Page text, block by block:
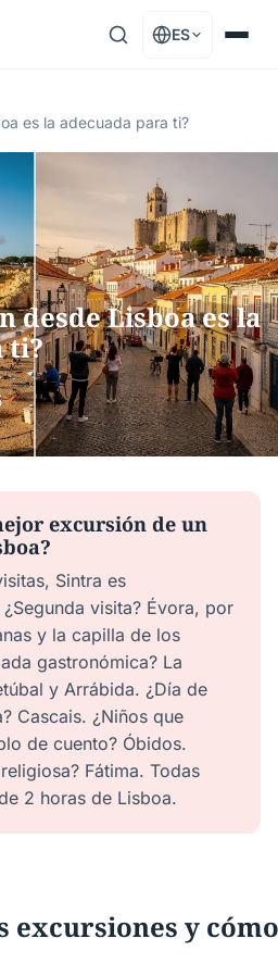
ES
es la adecuada para ti?
desde Lisboa es la
ti?
excursión de un
Sintra es
visita? Évora, por
y la capilla de los
gastronómica? La
y Arrábida. ¿Día de
Cascais. ¿Niños que
de cuento? Óbidos.
Fátima. Todas
2 horas de Lisboa.
excursiones y